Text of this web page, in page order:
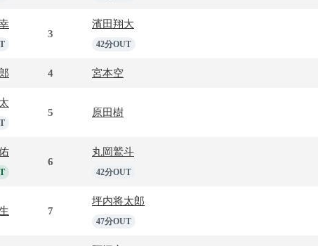
3
濱田翔大
42分OUT
4 宮本空
5 原田樹
6
丸岡鷲斗
42分OUT
7
坪内将太郎
47分OUT